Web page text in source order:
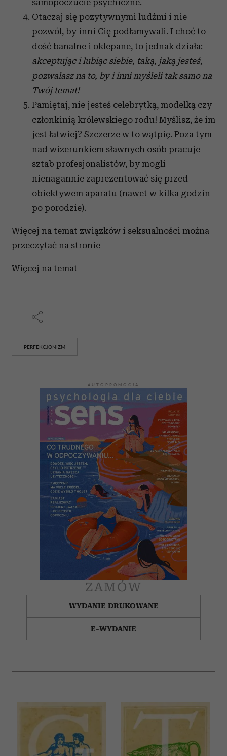
korzystasz z naszej witryny, udostępniamy partnerom
Partnerzy mogą połączyć te informacje z innymi danymi
otrzymanymi od Ciebie lub uzyskanymi podczas
korzystania z ich usług.
samopoczucie psychiczne.
Otaczaj się pozytywnymi ludźmi i nie
pozwól, by inni Cię podłamywali. I choć to
dość banalne i oklepane, to jednak działa:
akceptując i lubiąc siebie, taką, jaką jesteś,
pozwalasz na to, by i inni myśleli tak samo na
Twój temat!
Pamiętaj, nie jesteś celebrytką, modelką czy
członkinią królewskiego rodu! Myślisz, że im
jest łatwiej? Szczerze w to wątpię. Poza tym
nad wizerunkiem sławnych osób pracuje
sztab profesjonalistów, by mogli
nienagannie zaprezentować się przed
obiektywem aparatu (nawet w kilka godzin
po porodzie).
Więcej na temat związków i seksualności można
przeczytać na stronie
Więcej na temat
PERFEKCJONIZM
AUTOPROMOCJA
ZAMÓW
WYDANIE DRUKOWANE
E-WYDANIE